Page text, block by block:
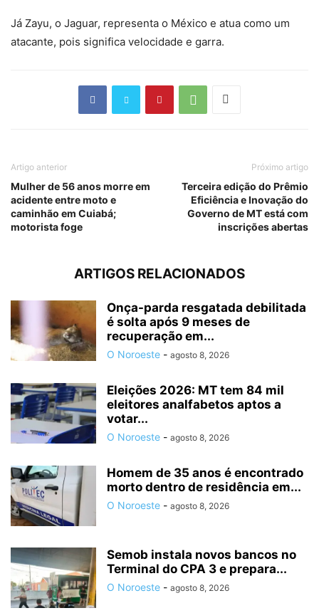
Já Zayu, o Jaguar, representa o México e atua como um
atacante, pois significa velocidade e garra.
Artigo anterior
Mulher de 56 anos morre em
acidente entre moto e
caminhão em Cuiabá;
motorista foge
Próximo artigo
Terceira edição do Prêmio
Eficiência e Inovação do
Governo de MT está com
inscrições abertas
ARTIGOS RELACIONADOS
Onça-parda resgatada debilitada
é solta após 9 meses de
recuperação em...
O Noroeste - agosto 8, 2026
Eleições 2026: MT tem 84 mil
eleitores analfabetos aptos a
votar...
O Noroeste - agosto 8, 2026
Homem de 35 anos é encontrado
morto dentro de residência em...
O Noroeste - agosto 8, 2026
Semob instala novos bancos no
Terminal do CPA 3 e prepara...
O Noroeste - agosto 8, 2026